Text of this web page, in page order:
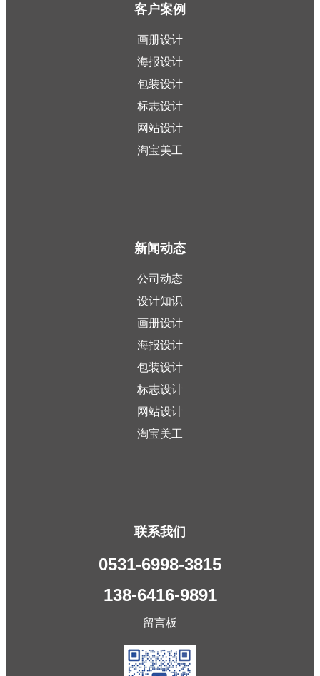
客户案例
画册设计
海报设计
包装设计
标志设计
网站设计
淘宝美工
新闻动态
公司动态
设计知识
画册设计
海报设计
包装设计
标志设计
网站设计
淘宝美工
联系我们
0531-6998-3815
138-6416-9891
留言板